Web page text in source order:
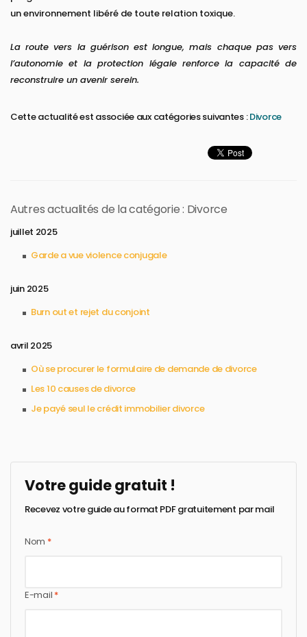
un environnement libéré de toute relation toxique.
La route vers la guérison est longue, mais chaque pas vers
l’autonomie et la protection légale renforce la capacité de
reconstruire un avenir serein.
Cette actualité est associée aux catégories suivantes :Divorce
Autres actualités de la catégorie : Divorce
juillet 2025
Garde a vue violence conjugale
juin 2025
Burn out et rejet du conjoint​
avril 2025
Où se procurer le formulaire de demande de divorce​
Les 10 causes de divorce​
Je payé seul le crédit immobilier divorce​
Votre guide gratuit !
Recevez votre guide au format PDF gratuitement par mail
Nom *
E-mail *